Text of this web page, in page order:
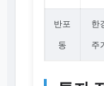
반포
동
한
주